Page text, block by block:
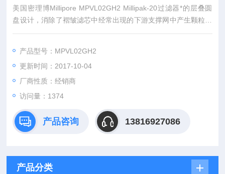
美国密理博Millipore MPVL02GH2 Millipak-20过滤器*的层叠圆
盘设计，消除了褶皱滤芯中经常出现的下游支撑网中产生颗粒的
现象
产品型号：MPVL02GH2
更新时间：2017-10-04
厂商性质：经销商
访问量：1374
产品咨询 13816927086
产品分类